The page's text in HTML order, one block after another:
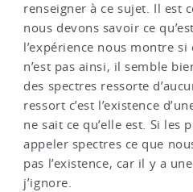
renseigner à ce sujet. Il est
nous devons savoir ce
l’expérience nous montre si
n’est pas ainsi, il semble
des spectres ressorte
ressort c’est l’existence
ne sait ce qu’elle est. Si les
appeler spectres ce que
pas l’existence, car il y a
j’ignore.